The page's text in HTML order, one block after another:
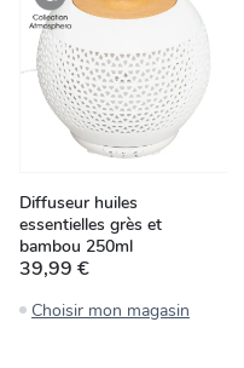
Diffuseur huiles
essentielles grès et
bambou 250ml
39,99 €
Choisir mon magasin